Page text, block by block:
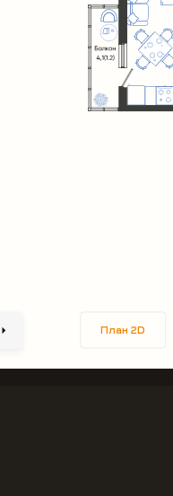
План 2D